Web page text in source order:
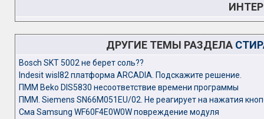
ДРУГИЕ ТЕМЫ РАЗДЕЛА
Bosch SKT 5002 не берет соль??
Indesit wisl82 платформа ARCADIA. Подскажите решение.
ПММ Beko DIS5830 несоответствие времени программы
ПММ. Siemens SN66M051EU/02. Не реагирует на нажатия
Сма Samsung WF60F4E0W0W повреждение модуля